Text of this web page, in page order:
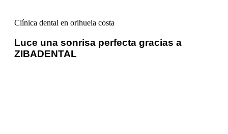
Clínica dental en orihuela costa
Luce una sonrisa perfecta gracias a
ZIBADENTAL